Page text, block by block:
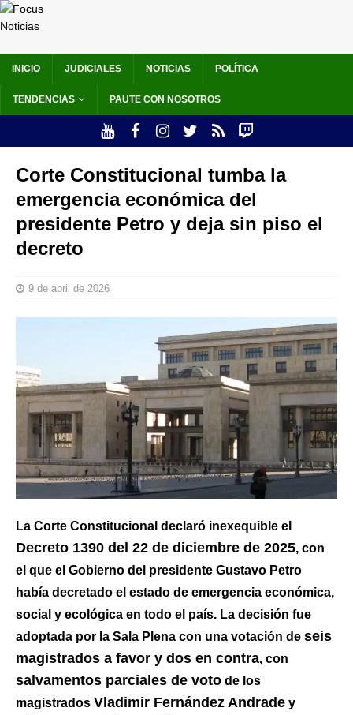
INICIO JUDICIALES NOTICIAS POLÍTICA
TENDENCIAS PAUTE CON NOSOTROS
Corte Constitucional tumba la
emergencia económica del
presidente Petro y deja sin piso el
decreto
9 de abril de 2026
La Corte Constitucional declaró inexequible el
Decreto 1390 del 22 de diciembre de 2025, con
el que el Gobierno del presidente Gustavo Petro
había decretado el estado de emergencia económica,
social y ecológica en todo el país. La decisión fue
adoptada por la Sala Plena con una votación de seis
magistrados a favor y dos en contra, con
salvamentos parciales de voto de los
magistrados Vladimir Fernández Andrade y